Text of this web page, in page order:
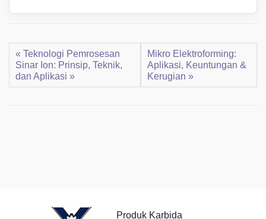
« Teknologi Pemrosesan
Sinar Ion: Prinsip, Teknik,
dan Aplikasi »
Mikro Elektroforming:
Aplikasi, Keuntungan &
Kerugian »
Produk Karbida